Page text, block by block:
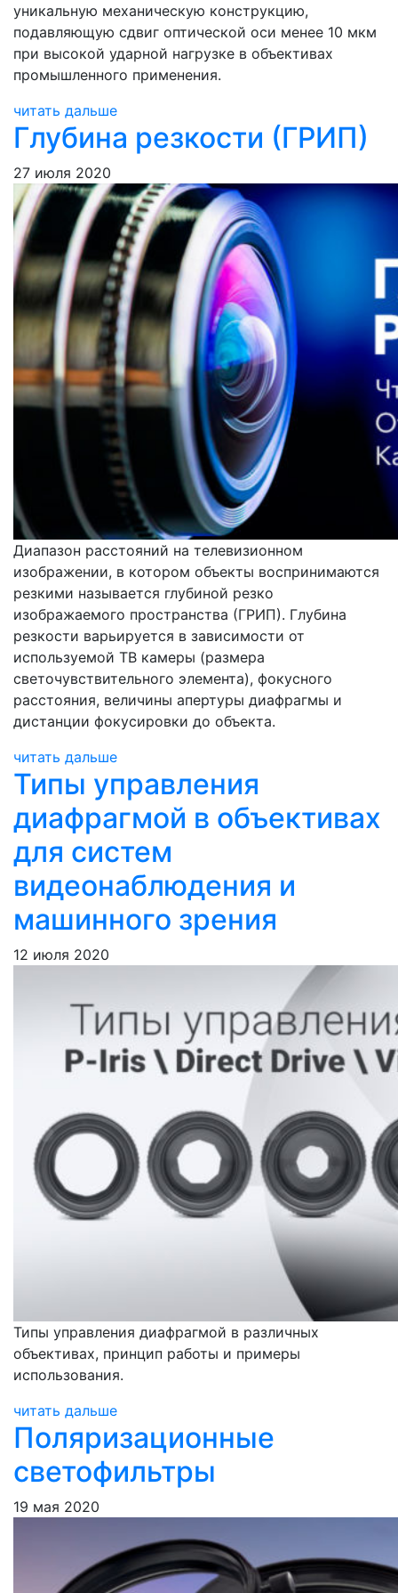
уникальную механическую конструкцию,
подавляющую сдвиг оптической оси менее 10 мкм
при высокой ударной нагрузке в объективах
промышленного применения.
читать дальше
Глубина резкости (ГРИП)
27 июля 2020
Диапазон расстояний на телевизионном
изображении, в котором объекты воспринимаются
резкими называется глубиной резко
изображаемого пространства (ГРИП). Глубина
резкости варьируется в зависимости от
используемой ТВ камеры (размера
светочувствительного элемента), фокусного
расстояния, величины апертуры диафрагмы и
дистанции фокусировки до объекта.
читать дальше
Типы управления
диафрагмой в объективах
для систем
видеонаблюдения и
машинного зрения
12 июля 2020
Типы управления диафрагмой в различных
объективах, принцип работы и примеры
использования.
читать дальше
Поляризационные
светофильтры
19 мая 2020